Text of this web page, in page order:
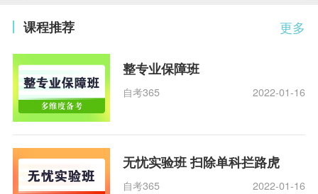
更多
课程推荐
整专业保障班
自考365 2022-01-16
无忧实验班 扫除单科拦路虎
自考365 2022-01-16